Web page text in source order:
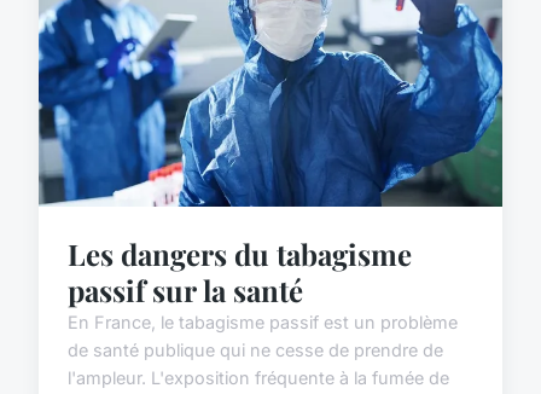
Les dangers du tabagisme
passif sur la santé
En France, le tabagisme passif est un problème
de santé publique qui ne cesse de prendre de
l'ampleur. L'exposition fréquente à la fumée de